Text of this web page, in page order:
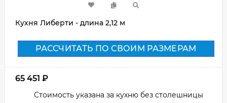
Кухня Либерти - длина 2,12 м
РАССЧИТАТЬ ПО СВОИМ РАЗМЕРАМ
65 451 ₽
Стоимость указана за кухню без столешницы